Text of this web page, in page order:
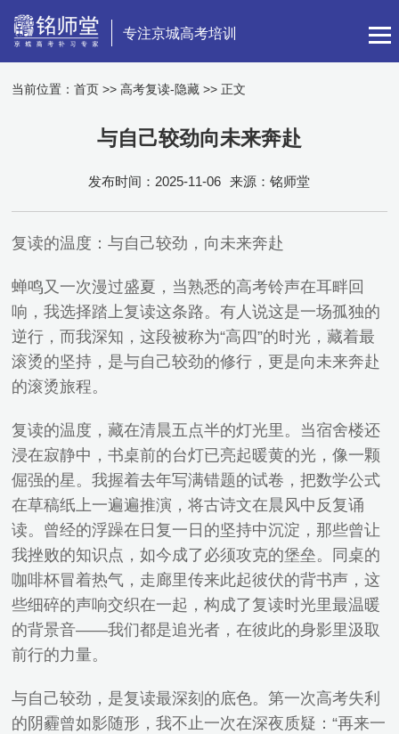
专注京城高考培训
当前位置：首页 >> 高考复读-隐藏 >> 正文
与自己较劲向未来奔赴
发布时间：2025-11-06 来源：铭师堂
复读的温度：与自己较劲，向未来奔赴
蝉鸣又一次漫过盛夏，当熟悉的高考铃声在耳畔回
响，我选择踏上复读这条路。有人说这是一场孤独的
逆行，而我深知，这段被称为“高四”的时光，藏着最
滚烫的坚持，是与自己较劲的修行，更是向未来奔赴
的滚烫旅程。
复读的温度，藏在清晨五点半的灯光里。当宿舍楼还
浸在寂静中，书桌前的台灯已亮起暖黄的光，像一颗
倔强的星。我握着去年写满错题的试卷，把数学公式
在草稿纸上一遍遍推演，将古诗文在晨风中反复诵
读。曾经的浮躁在日复一日的坚持中沉淀，那些曾让
我挫败的知识点，如今成了必须攻克的堡垒。同桌的
咖啡杯冒着热气，走廊里传来此起彼伏的背书声，这
些细碎的声响交织在一起，构成了复读时光里最温暖
的背景音——我们都是追光者，在彼此的身影里汲取
前行的力量。
与自己较劲，是复读最深刻的底色。第一次高考失利
的阴霾曾如影随形，我不止一次在深夜质疑：“再来一